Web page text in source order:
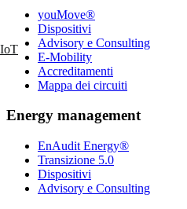
IoT
youMove®
Dispositivi
Advisory e Consulting
E-Mobility
Accreditamenti
Mappa dei circuiti
Energy management
EnAudit Energy®
Transizione 5.0
Dispositivi
Advisory e Consulting